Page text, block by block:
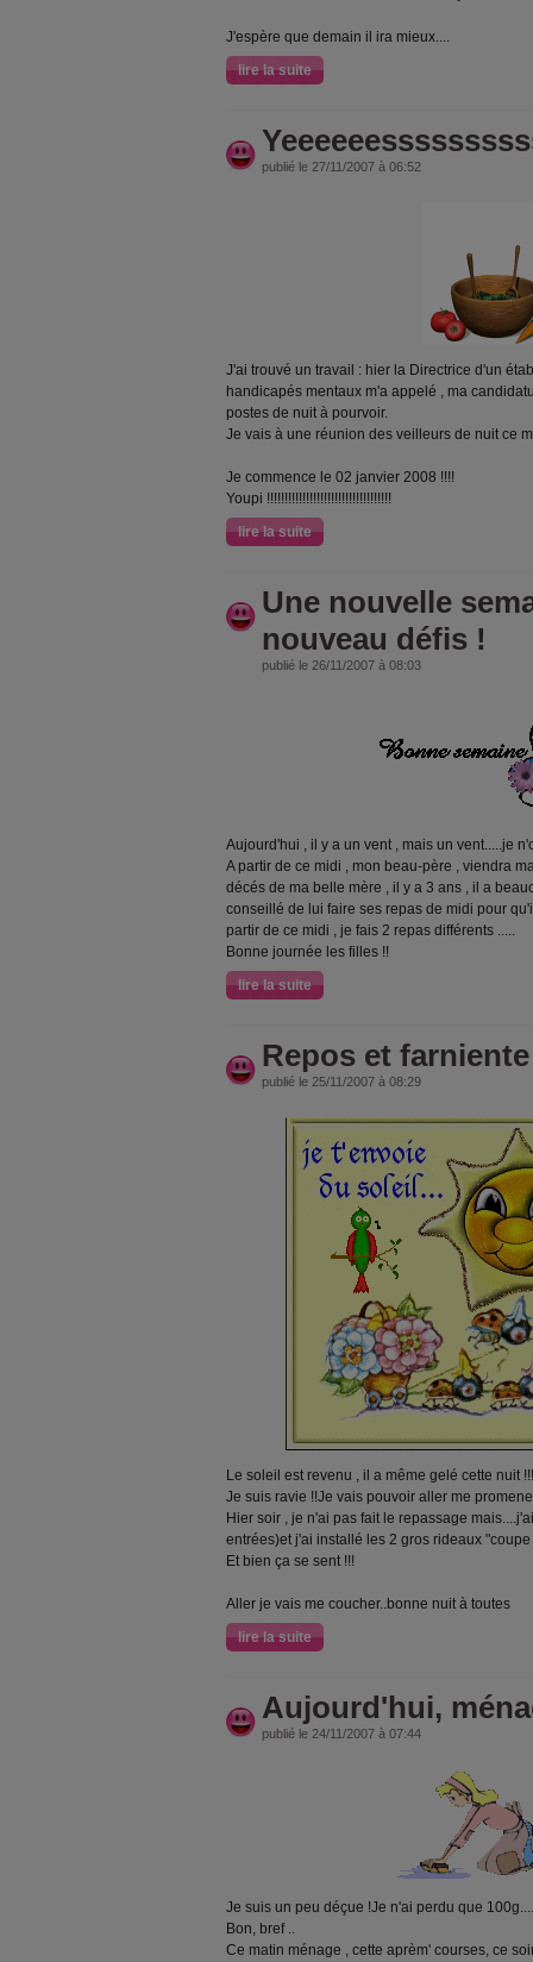
J'espère que demain il ira mieux....
lire la suite
publié le 27/11/2007 à 06:52
J'ai trouvé un travail : hier la Directrice d'un
handicapés mentaux m'a appelé , ma
postes de nuit à pourvoir.
Je vais à une réunion des veilleurs de nuit ce
Je commence le 02 janvier 2008 !!!!
Youpi !!!!!!!!!!!!!!!!!!!!!!!!!!!!!!!!!!!
lire la suite
Une nouvelle
nouveau défis !
publié le 26/11/2007 à 08:03
Aujourd'hui , il y a un vent , mais un vent.....je
A partir de ce midi , mon beau-père , viendra
décés de ma belle mère , il y a 3 ans , il a
conseillé de lui faire ses repas de midi pour
partir de ce midi , je fais 2 repas différents .....
Bonne journée les filles !!
lire la suite
Repos et farniente
publié le 25/11/2007 à 08:29
Le soleil est revenu , il a même gelé cette nuit !!!
Je suis ravie !!Je vais pouvoir aller me
Hier soir , je n'ai pas fait le repassage
entrées)et j'ai installé les 2 gros rideaux "coupe
Et bien ça se sent !!!
Aller je vais me coucher..bonne nuit à toutes
lire la suite
Aujourd'hui,
publié le 24/11/2007 à 07:44
Je suis un peu déçue !Je n'ai perdu que
Bon, bref ..
Ce matin ménage , cette aprèm' courses, ce